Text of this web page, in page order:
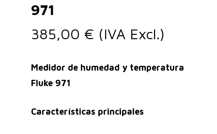
971
385,00 € (IVA Excl.)
Medidor de humedad y temperatura
Fluke 971
Características principales